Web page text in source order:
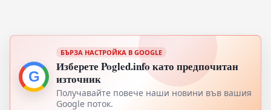
G
БЪРЗА НАСТРОЙКА В GOOGLE
Изберете Pogled.info като предпочитан
източник
Получавайте повече наши новини във вашия
Google поток.